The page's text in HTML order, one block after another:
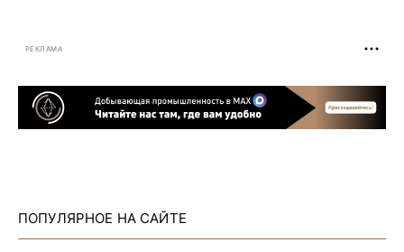
РЕКЛАМА
ПОПУЛЯРНОЕ НА САЙТЕ